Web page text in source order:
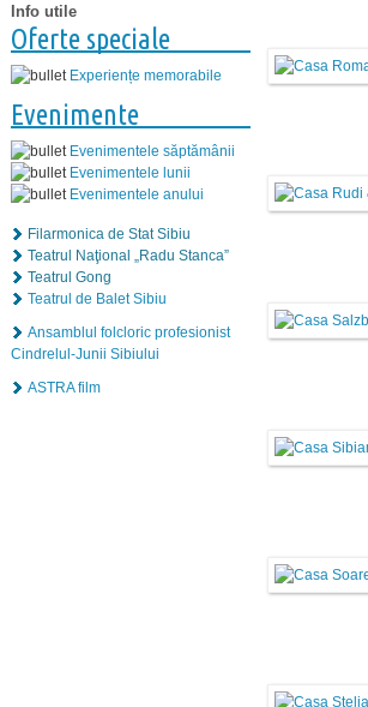
Info utile
Oferte speciale
Experiențe memorabile
Evenimente
Evenimentele săptămânii
Evenimentele lunii
Evenimentele anului
Filarmonica de Stat Sibiu
Teatrul Naţional „Radu Stanca”
Teatrul Gong
Teatrul de Balet Sibiu
Ansamblul folcloric profesionist
Cindrelul-Junii Sibiului
ASTRA film